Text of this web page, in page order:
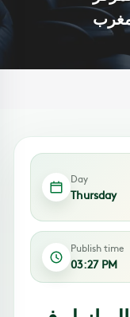
Day
Thursday
Publish time
03:27 PM